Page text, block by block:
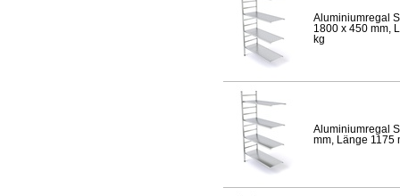
Aluminiumregal
1800 x 450 mm,
kg
Aluminiumregal
mm, Länge 1175